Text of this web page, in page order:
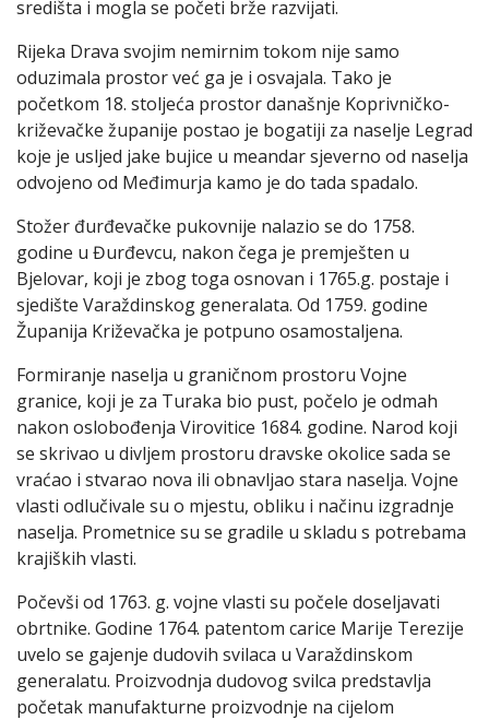
središta i mogla se početi brže razvijati.
Rijeka Drava svojim nemirnim tokom nije samo
oduzimala prostor već ga je i osvajala. Tako je
početkom 18. stoljeća prostor današnje Koprivničko-
križevačke županije postao je bogatiji za naselje Legrad
koje je usljed jake bujice u meandar sjeverno od naselja
odvojeno od Međimurja kamo je do tada spadalo.
Stožer đurđevačke pukovnije nalazio se do 1758.
godine u Đurđevcu, nakon čega je premješten u
Bjelovar, koji je zbog toga osnovan i 1765.g. postaje i
sjedište Varaždinskog generalata. Od 1759. godine
Županija Križevačka je potpuno osamostaljena.
Formiranje naselja u graničnom prostoru Vojne
granice, koji je za Turaka bio pust, počelo je odmah
nakon oslobođenja Virovitice 1684. godine. Narod koji
se skrivao u divljem prostoru dravske okolice sada se
vraćao i stvarao nova ili obnavljao stara naselja. Vojne
vlasti odlučivale su o mjestu, obliku i načinu izgradnje
naselja. Prometnice su se gradile u skladu s potrebama
krajiških vlasti.
Počevši od 1763. g. vojne vlasti su počele doseljavati
obrtnike. Godine 1764. patentom carice Marije Terezije
uvelo se gajenje dudovih svilaca u Varaždinskom
generalatu. Proizvodnja dudovog svilca predstavlja
početak manufakturne proizvodnje na cijelom